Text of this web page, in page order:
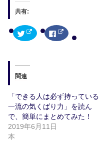
共有:
ク
ッ
T
w
i
e
r
で
共
有
(
F
c
有
す
る
に
は
ク
関連
「できる人は必ず持っている
一流の気くばり力」を読ん
で、簡単にまとめてみた！
2019年6月11日
本